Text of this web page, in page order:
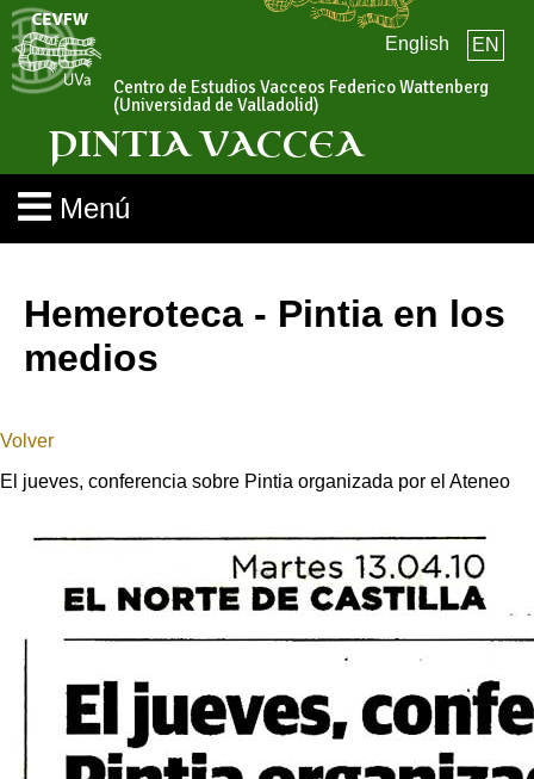
English EN
Centro de Estudios Vacceos Federico Wattenberg
(Universidad de Valladolid)
PINTIA VACCEA
Menú
Hemeroteca - Pintia en los
medios
Volver
El jueves, conferencia sobre Pintia organizada por el Ateneo